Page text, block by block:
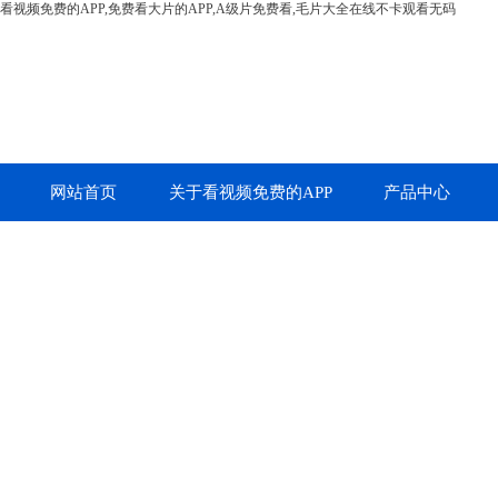
看视频免费的APP,免费看大片的APP,A级片免费看,毛片大全在线不卡观看无码
网站首页 关于看视频免费的APP 产品中心